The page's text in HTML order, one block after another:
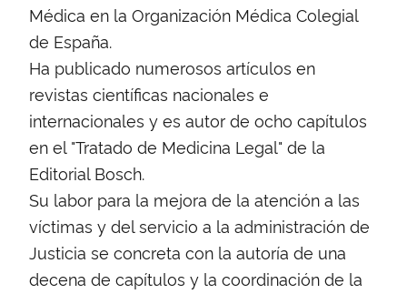
Médica en la Organización Médica Colegial
de España.
Ha publicado numerosos artículos en
revistas científicas nacionales e
internacionales y es autor de ocho capítulos
en el "Tratado de Medicina Legal" de la
Editorial Bosch.
Su labor para la mejora de la atención a las
víctimas y del servicio a la administración de
Justicia se concreta con la autoría de una
decena de capítulos y la coordinación de la